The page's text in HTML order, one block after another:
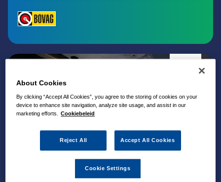
About Cookies
By clicking “Accept All Cookies”, you agree to the storing of cookies on your
device to enhance site navigation, analyze site usage, and assist in our
marketing efforts.
Cookiebeleid
Reject All Accept All Cookies
Cookie Settings